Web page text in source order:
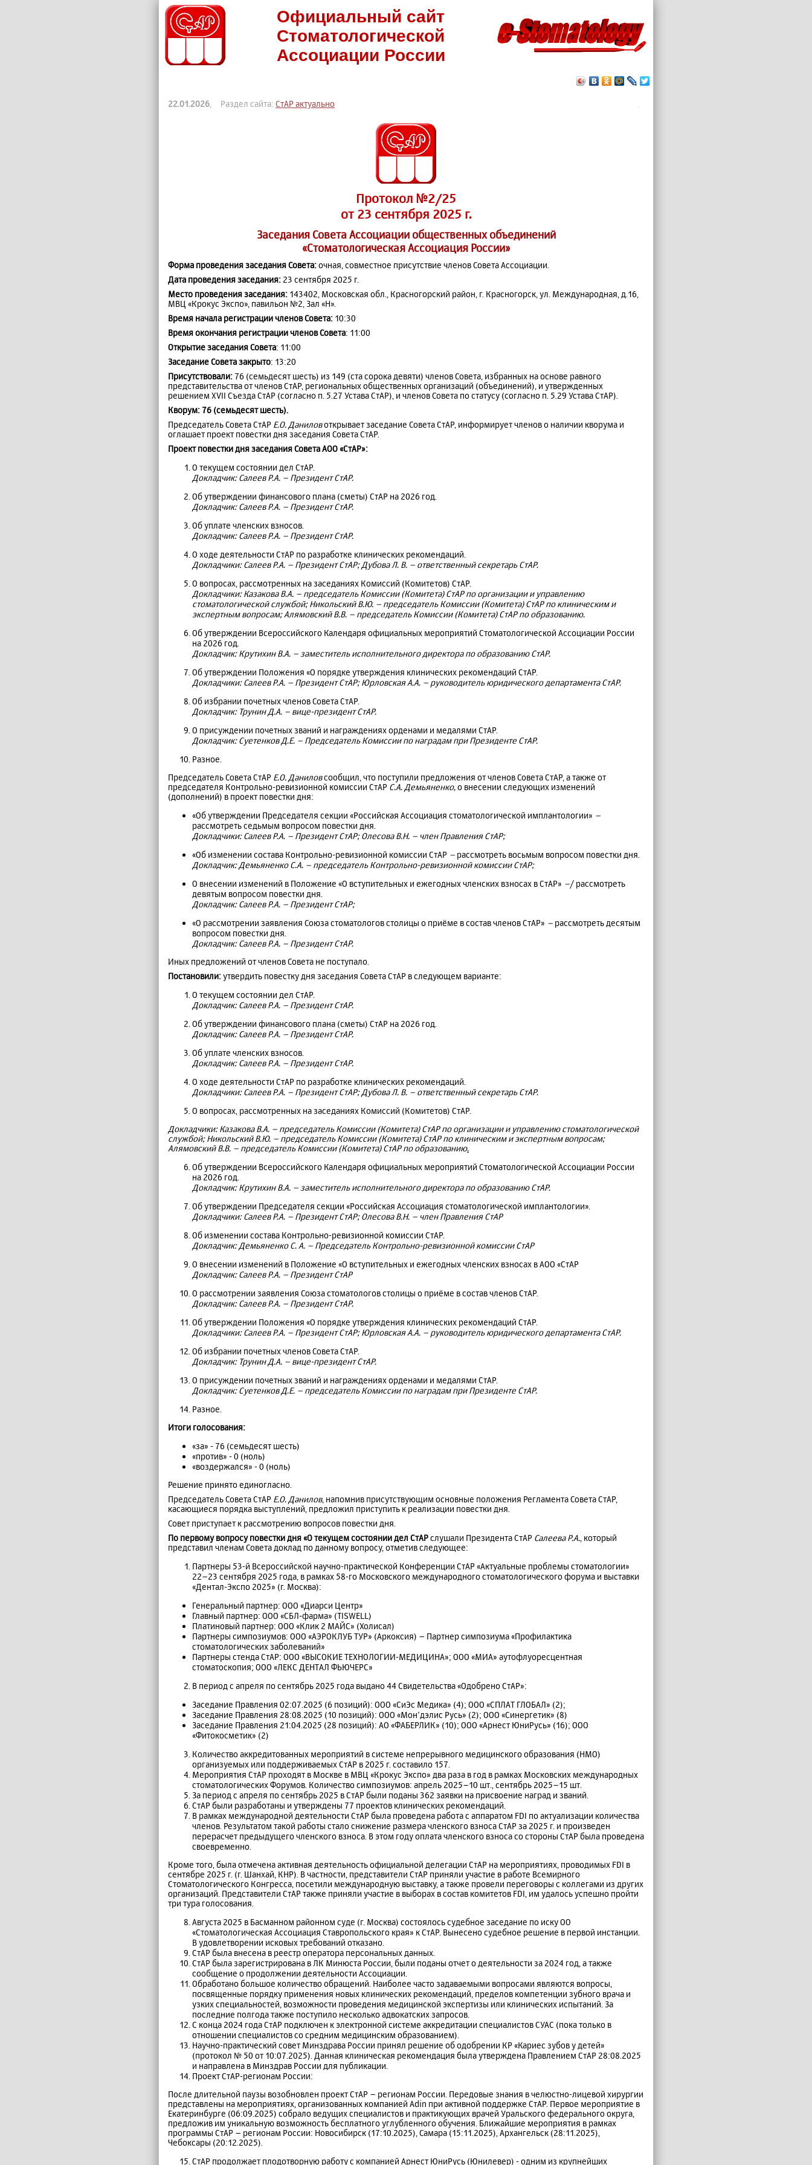
Официальный сайт
Стоматологической
Ассоциации России
22.01.2026 , Раздел сайта: СтАР актуально
Протокол №2/25
от 23 сентября 2025 г.
Заседания Совета Ассоциации общественных объединений
«Стоматологическая Ассоциация России»
Форма проведения заседания Совета:очная, совместное присутствие членов Совета Ассоциации.
Дата проведения заседания: 23 сентября 2025 г.
Место проведения заседания: 143402, Московская обл., Красногорский район, г. Красногорск, ул. Международная, д.16,
МВЦ «Крокус Экспо», павильон №2, Зал «H».
Время начала регистрации членов Совета: 10:30
Время окончания регистрации членов Совета: 11:00
Открытие заседания Совета: 11:00
Заседание Совета закрыто: 13:20
Присутствовали: 76 (семьдесят шесть) из 149 (ста сорока девяти) членов Совета, избранных на основе равного
представительства от членов СтАР, региональных общественных организаций (объединений), и утвержденных
решением XVII Съезда СтАР (согласно п. 5.27 Устава СтАР), и членов Совета по статусу (согласно п. 5.29 Устава СтАР).
Кворум: 76 (семьдесят шесть).
Председатель Совета СтАР Е.О. Даниловоткрывает заседание Совета СтАР, информирует членов о наличии кворума и
оглашает проект повестки дня заседания Совета СтАР.
Проект повестки дня заседания Совета АОО «СтАР»:
О текущем состоянии дел СтАР.
Докладчик: Салеев Р.А. – Президент СтАР.
Об утверждении финансового плана (сметы) СтАР на 2026 год.
Докладчик: Салеев Р.А. – Президент СтАР.
Об уплате членских взносов.
Докладчик: Салеев Р.А. – Президент СтАР.
О ходе деятельности СтАР по разработке клинических рекомендаций.
Докладчики: Салеев Р.А. – Президент СтАР; Дубова Л. В. – ответственный секретарь СтАР.
О вопросах, рассмотренных на заседаниях Комиссий (Комитетов) СтАР.
Докладчики: Казакова В.А. – председатель Комиссии (Комитета) СтАР по организации и управлению
стоматологической службой; Никольский В.Ю. – председатель Комиссии (Комитета) СтАР по клиническим и
экспертным вопросам; Алямовский В.В. – председатель Комиссии (Комитета) СтАР по образованию.
Об утверждении Всероссийского Календаря официальных мероприятий Стоматологической Ассоциации России
на 2026 год.
Докладчик: Крутихин В.А. – заместитель исполнительного директора по образованию СтАР.
Об утверждении Положения «О порядке утверждения клинических рекомендаций СтАР.
Докладчики: Салеев Р.А. – Президент СтАР; Юрловская А.А. – руководитель юридического департамента СтАР.
Об избрании почетных членов Совета СтАР.
Докладчик: Трунин Д.А. – вице-президент СтАР.
О присуждении почетных званий и награждениях орденами и медалями СтАР.
Докладчик: Суетенков Д.Е. – Председатель Комиссии по наградам при Президенте СтАР.
Разное.
Председатель Совета СтАР Е.О. Даниловсообщил, что поступили предложения от членов Совета СтАР, а также от
председателя Контрольно-ревизионной комиссии СтАР С.А. Демьяненко,о внесении следующих изменений
(дополнений) в проект повестки дня:
«Об утверждении Председателя секции «Российская Ассоциация стоматологической имплантологии» –
рассмотреть седьмым вопросом повестки дня.
Докладчики: Салеев Р.А. – Президент СтАР; Олесова В.Н. – член Правления СтАР;
«Об изменении состава Контрольно-ревизионной комиссии СтАР – рассмотреть восьмым вопросом повестки дня.
Докладчик: Демьяненко С.А. – председатель Контрольно-ревизионной комиссии СтАР;
О внесении изменений в Положение «О вступительных и ежегодных членских взносах в СтАР» –/ рассмотреть
девятым вопросом повестки дня.
Докладчик: Салеев Р.А. – Президент СтАР;
«О рассмотрении заявления Союза стоматологов столицы о приёме в состав членов СтАР» – рассмотреть десятым
вопросом повестки дня.
Докладчик: Салеев Р.А. – Президент СтАР.
Иных предложений от членов Совета не поступало.
Постановили:утвердить повестку дня заседания Совета СтАР в следующем варианте:
О текущем состоянии дел СтАР.
Докладчик: Салеев Р.А. – Президент СтАР.
Об утверждении финансового плана (сметы) СтАР на 2026 год.
Докладчик: Салеев Р.А. – Президент СтАР.
Об уплате членских взносов.
Докладчик: Салеев Р.А. – Президент СтАР.
О ходе деятельности СтАР по разработке клинических рекомендаций.
Докладчики: Салеев Р.А. – Президент СтАР; Дубова Л. В. – ответственный секретарь СтАР.
О вопросах, рассмотренных на заседаниях Комиссий (Комитетов) СтАР.
Докладчики: Казакова В.А. – председатель Комиссии (Комитета) СтАР по организации и управлению стоматологической
службой; Никольский В.Ю. – председатель Комиссии (Комитета) СтАР по клиническим и экспертным вопросам;
Алямовский В.В. – председатель Комиссии (Комитета) СтАР по образованию.
Об утверждении Всероссийского Календаря официальных мероприятий Стоматологической Ассоциации России
на 2026 год.
Докладчик: Крутихин В.А. – заместитель исполнительного директора по образованию СтАР.
Об утверждении Председателя секции «Российская Ассоциация стоматологической имплантологии».
Докладчики: Салеев Р.А. – Президент СтАР; Олесова В.Н. – член Правления СтАР
Об изменении состава Контрольно-ревизионной комиссии СтАР.
Докладчик: Демьяненко С. А. – Председатель Контрольно-ревизионной комиссии СтАР
О внесении изменений в Положение «О вступительных и ежегодных членских взносах в АОО «СтАР
Докладчик: Салеев Р.А. – Президент СтАР
О рассмотрении заявления Союза стоматологов столицы о приёме в состав членов СтАР.
Докладчик: Салеев Р.А. – Президент СтАР.
Об утверждении Положения «О порядке утверждения клинических рекомендаций СтАР.
Докладчики: Салеев Р.А. – Президент СтАР; Юрловская А.А. – руководитель юридического департамента СтАР.
Об избрании почетных членов Совета СтАР.
Докладчик: Трунин Д.А. – вице-президент СтАР.
О присуждении почетных званий и награждениях орденами и медалями СтАР.
Докладчик: Суетенков Д.Е. – председатель Комиссии по наградам при Президенте СтАР.
Разное.
Итоги голосования:
«за» - 76 (семьдесят шесть)
«против» - 0 (ноль)
«воздержался» - 0 (ноль)
Решение принято единогласно.
Председатель Совета СтАР Е.О. Данилов, напомнив присутствующим основные положения Регламента Совета СтАР,
касающиеся порядка выступлений, предложил приступить к реализации повестки дня.
Совет приступает к рассмотрению вопросов повестки дня.
По первому вопросу повестки дня «О текущем состоянии дел СтАРслушали Президента СтАР Салеева Р.А. , который
представил членам Совета доклад по данному вопросу, отметив следующее:
Партнеры 53-й Всероссийской научно-практической Конференции СтАР «Актуальные проблемы стоматологии»
22–23 сентября 2025 года, в рамках 58-го Московского международного стоматологического форума и выставки
«Дентал-Экспо 2025» (г. Москва):
Генеральный партнер: ООО «Диарси Центр»
Главный партнер: ООО «СБЛ-фарма» (TISWELL)
Платиновый партнер: ООО «Клик 2 МАЙС» (Холисал)
Партнеры симпозиумов: ООО «АЭРОКЛУБ ТУР» (Аркоксия) – Партнер симпозиума «Профилактика
стоматологических заболеваний»
Партнеры стенда СтАР: ООО «ВЫСОКИЕ ТЕХНОЛОГИИ-МЕДИЦИНА»; ООО «МИА» аутофлуоресцентная
стоматоскопия; ООО «ЛЕКС ДЕНТАЛ ФЬЮЧЕРС»
В период с апреля по сентябрь 2025 года выдано 44 Свидетельства «Одобрено СтАР»:
Заседание Правления 02:07.2025 (6 позиций): ООО «СиЭс Медика» (4); ООО «СПЛАТ ГЛОБАЛ» (2);
Заседание Правления 28:08.2025 (10 позиций): ООО «Мон’дэлис Русь» (2); ООО «Синергетик» (8)
Заседание Правления 21:04.2025 (28 позиций): АО «ФАБЕРЛИК» (10); ООО «Арнест ЮниРусь» (16); ООО
«Фитокосметик» (2)
Количество аккредитованных мероприятий в системе непрерывного медицинского образования (НМО)
организуемых или поддерживаемых СтАР в 2025 г. составило 157.
Мероприятия СтАР проходят в Москве в МВЦ «Крокус Экспо» два раза в год в рамках Московских международных
стоматологических Форумов. Количество симпозиумов: апрель 2025–10 шт., сентябрь 2025–15 шт.
За период с апреля по сентябрь 2025 в СтАР были поданы 362 заявки на присвоение наград и званий.
СтАР были разработаны и утверждены 77 проектов клинических рекомендаций.
В рамках международной деятельности СтАР была проведена работа с аппаратом FDI по актуализации количества
членов. Результатом такой работы стало снижение размера членского взноса СтАР за 2025 г. и произведен
перерасчет предыдущего членского взноса. В этом году оплата членского взноса со стороны СтАР была проведена
своевременно.
Кроме того, была отмечена активная деятельность официальной делегации СтАР на мероприятиях, проводимых FDI в
сентябре 2025 г. (г. Шанхай, КНР). В частности, представители СтАР приняли участие в работе Всемирного
Стоматологического Конгресса, посетили международную выставку, а также провели переговоры с коллегами из других
организаций. Представители СтАР также приняли участие в выборах в состав комитетов FDI, им удалось успешно пройти
три тура голосования.
Августа 2025 в Басманном районном суде (г. Москва) состоялось судебное заседание по иску ОО
«Стоматологическая Ассоциация Ставропольского края» к СтАР. Вынесено судебное решение в первой инстанции.
В удовлетворении исковых требований отказано.
СтАР была внесена в реестр оператора персональных данных.
СтАР была зарегистрирована в ЛК Минюста России, были поданы отчет о деятельности за 2024 год, а также
сообщение о продолжении деятельности Ассоциации.
Обработано большое количество обращений. Наиболее часто задаваемыми вопросами являются вопросы,
посвященные порядку применения новых клинических рекомендаций, пределов компетенции зубного врача и
узких специальностей, возможности проведения медицинской экспертизы или клинических испытаний. За
последние полгода также поступило несколько адвокатских запросов.
С конца 2024 года СтАР подключен к электронной системе аккредитации специалистов СУАС (пока только в
отношении специалистов со средним медицинским образованием).
Научно-практический совет Минздрава России принял решение об одобрении КР «Кариес зубов у детей»
(протокол № 50 от 10:07.2025). Данная клиническая рекомендация была утверждена Правлением СтАР 28:08.2025
и направлена в Минздрав России для публикации.
Проект СтАР-регионам России:
После длительной паузы возобновлен проект СтАР – регионам России. Передовые знания в челюстно-лицевой хирургии
представлены на мероприятиях, организованных компанией Adin при активной поддержке СтАР. Первое мероприятие в
Екатеринбурге (06:09.2025) собрало ведущих специалистов и практикующих врачей Уральского федерального округа,
предложив им уникальную возможность бесплатного углубленного обучения. Ближайшие мероприятия в рамках
программы СтАР – регионам России: Новосибирск (17:10.2025), Самара (15:11.2025), Архангельск (28:11.2025),
Чебоксары (20:12.2025).
СтАР продолжает плодотворную работу с компанией Арнест ЮниРусь (Юнилевер) - одним из крупнейших